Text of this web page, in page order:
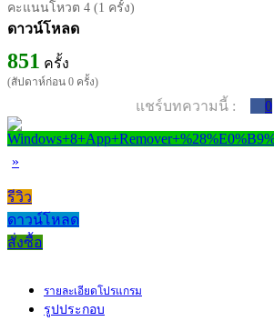
คะแนนโหวต 4 (1 ครั้ง)
ดาวน์โหลด
851 ครั้ง
(สัปดาห์ก่อน 0 ครั้ง)
แชร์บทความนี้ : 0
»
รีวิว
ดาวน์โหลด
สั่งซื้อ
รายละเอียดโปรแกรม
รูปประกอบ